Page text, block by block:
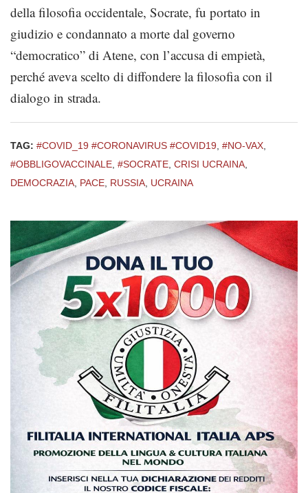
della filosofia occidentale, Socrate, fu portato in
giudizio e condannato a morte dal governo
“democratico” di Atene, con l’accusa di empietà,
perché aveva scelto di diffondere la filosofia con il
dialogo in strada.
TAG: #COVID_19 #CORONAVIRUS #COVID19 #NO-VAX
#OBBLIGOVACCINALE #SOCRATE CRISI UCRAINA
DEMOCRAZIA PACE RUSSIA UCRAINA